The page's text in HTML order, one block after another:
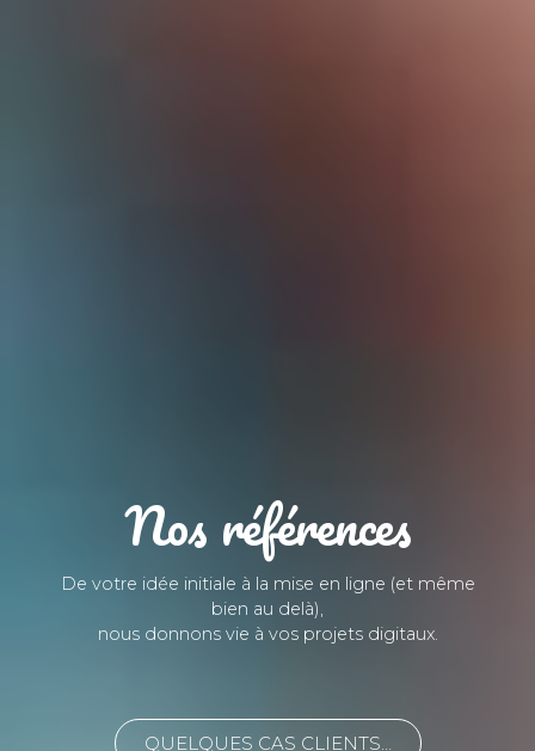
Nos références
De votre idée initiale à la mise en ligne (et même
bien au delà),
nous donnons vie à vos projets digitaux.
QUELQUES CAS CLIENTS…